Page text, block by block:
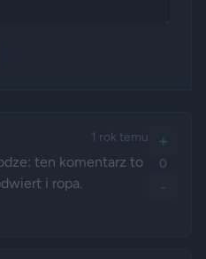
1 rok temu
ten komentarz to
i ropa.
+
0
-